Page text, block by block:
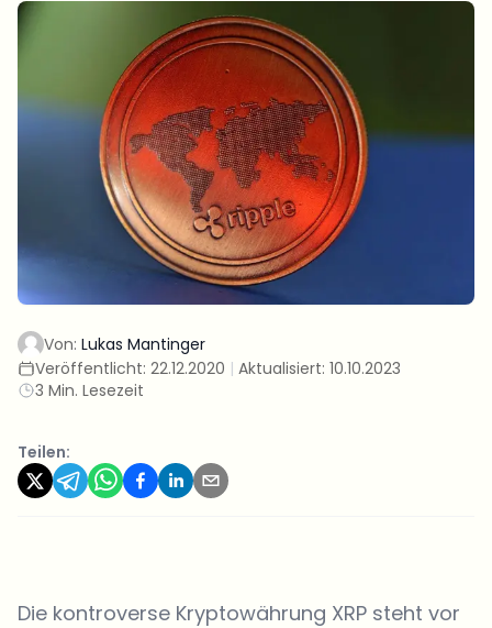
Von: Lukas Mantinger
Veröffentlicht: 22.12.2020 | Aktualisiert: 10.10.2023
3 Min. Lesezeit
Teilen:
Die kontroverse Kryptowährung XRP steht vor